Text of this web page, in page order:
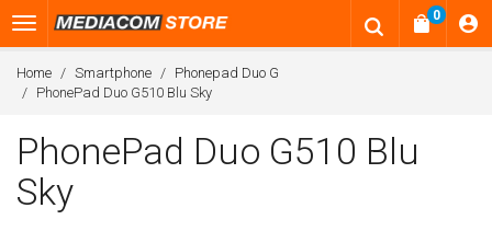
0
Home Smartphone
Phonepad Duo G
PhonePad Duo G510 Blu Sky
PhonePad Duo G510 Blu
Sky